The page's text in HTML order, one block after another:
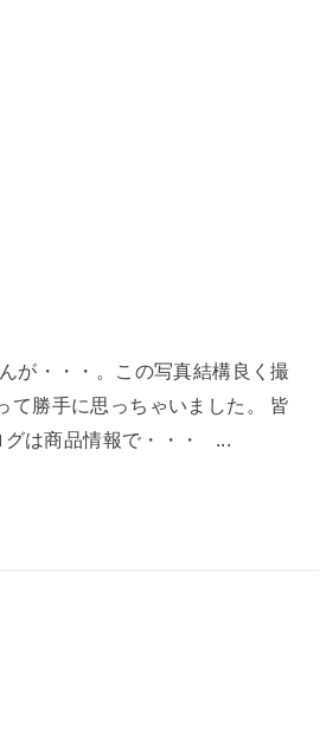
が・・・。この写真結構良く撮
勝手に思っちゃいました。 皆
は商品情報で・・・ ...